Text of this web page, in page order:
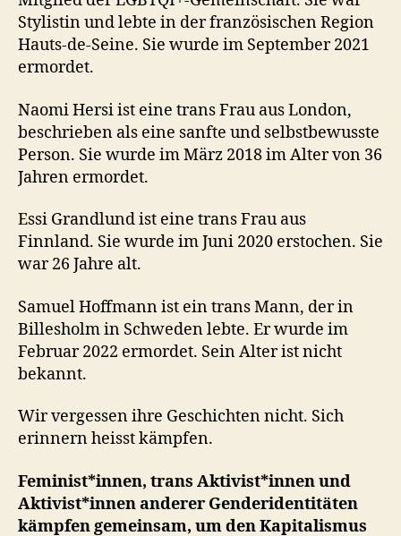
Stylistin und lebte in der französischen Region
Hauts-de-Seine. Sie wurde im September 2021
ermordet.
Naomi Hersi ist eine trans Frau aus London,
beschrieben als eine sanfte und selbstbewusste
Person. Sie wurde im März 2018 im Alter von 36
Jahren ermordet.
Essi Grandlund ist eine trans Frau aus
Finnland. Sie wurde im Juni 2020 erstochen. Sie
war 26 Jahre alt.
Samuel Hoffmann ist ein trans Mann, der in
Billesholm in Schweden lebte. Er wurde im
Februar 2022 ermordet. Sein Alter ist nicht
bekannt.
Wir vergessen ihre Geschichten nicht. Sich
erinnern heisst kämpfen.
Feminist*innen, trans Aktivist*innen und
Aktivist*innen anderer Genderidentitäten
kämpfen gemeinsam, um den Kapitalismus